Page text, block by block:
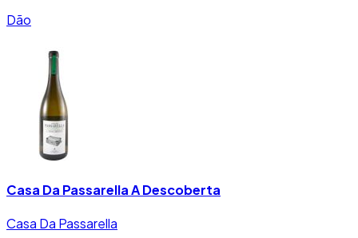
Dão
Casa Da Passarella A Descoberta
Casa Da Passarella